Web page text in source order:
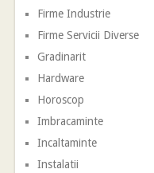
Firme Industrie
Firme Servicii Diverse
Gradinarit
Hardware
Horoscop
Imbracaminte
Incaltaminte
Instalatii